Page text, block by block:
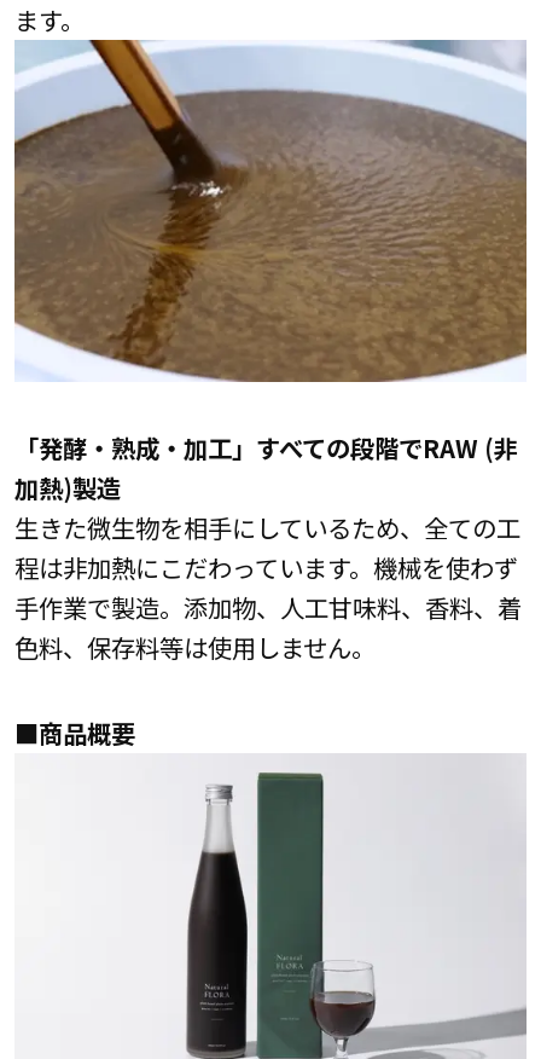
ます。
「発酵・熟成・加工」すべての段階でRAW (非
加熱)製造
生きた微生物を相手にしているため、全ての工
程は非加熱にこだわっています。機械を使わず
手作業で製造。添加物、人工甘味料、香料、着
色料、保存料等は使用しません。
■商品概要